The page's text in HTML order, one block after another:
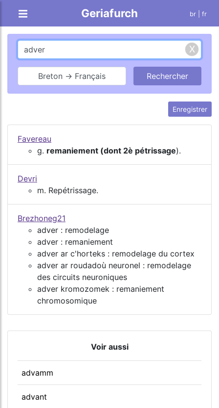
Geriafurch br | fr
Breton → Français
Enregistrer
Favereau
g. remaniement (dont 2è pétrissage).
Devri
m. Repétrissage.
Brezhoneg21
adver : remodelage
adver : remaniement
adver ar c'horteks : remodelage du cortex
adver ar roudadoù neuronel : remodelage
des circuits neuroniques
adver kromozomek : remaniement
chromosomique
Voir aussi
advamm
advant